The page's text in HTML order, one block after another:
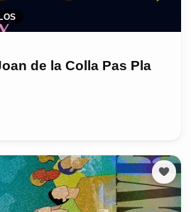
de la Colla Pas Pla